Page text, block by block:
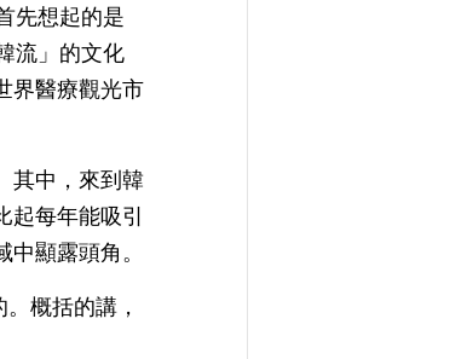
先想起的是
流」的文化
界醫療觀光市
其中，來到韓
每年能吸引
顯露頭角。
概括的講，